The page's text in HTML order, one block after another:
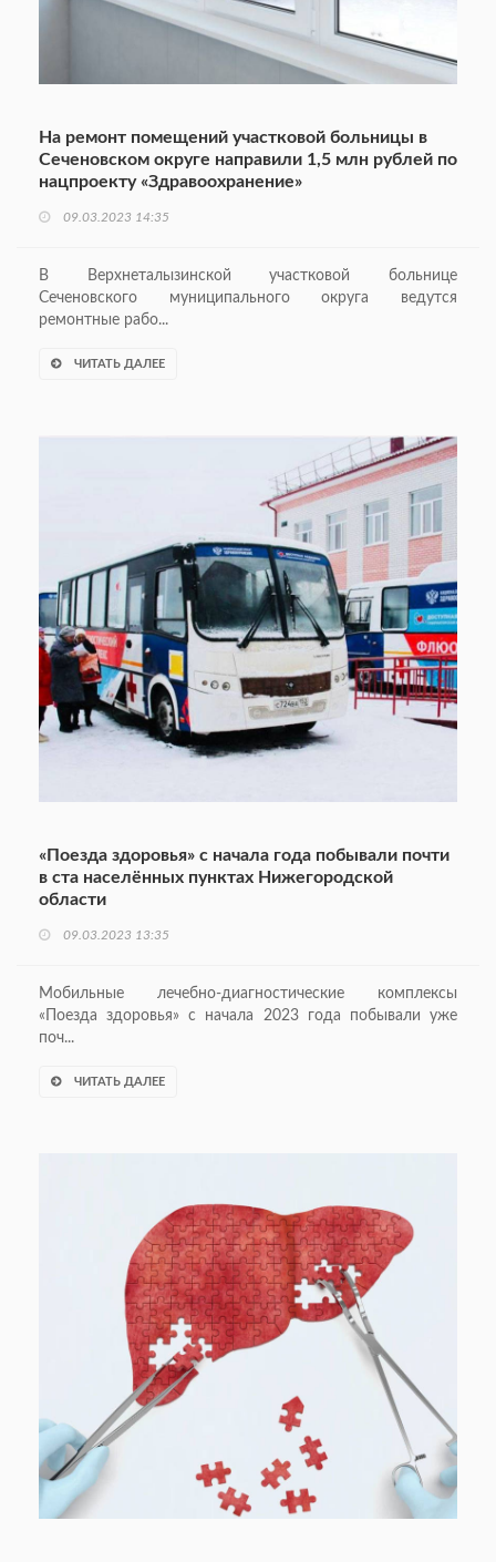
На ремонт помещений участковой больницы в
Сеченовском округе направили 1,5 млн рублей по
нацпроекту «Здравоохранение»
09.03.2023 14:35
В Верхнеталызинской участковой больнице
Сеченовского муниципального округа ведутся
ремонтные рабо...
ЧИТАТЬ ДАЛЕЕ
«Поезда здоровья» с начала года побывали почти
в ста населённых пунктах Нижегородской
области
09.03.2023 13:35
Мобильные лечебно-диагностические комплексы
«Поезда здоровья» с начала 2023 года побывали уже
поч...
ЧИТАТЬ ДАЛЕЕ